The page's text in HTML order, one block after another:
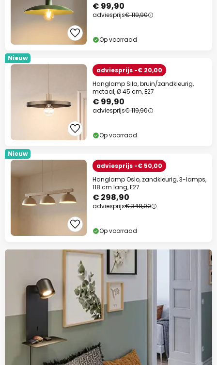
€ 99,90
adviesprijs€ 119,90
Op voorraad
Nieuw
adviesprijs -€ 20,00
Hanglamp Sila, bruin/zandkleurig,
metaal, Ø 45 cm, E27
€ 99,90
adviesprijs€ 119,90
Op voorraad
Nieuw
adviesprijs -€ 50,00
Hanglamp Oslo, zandkleurig, 3-lamps,
118 cm lang, E27
€ 298,90
adviesprijs€ 348,90
Op voorraad